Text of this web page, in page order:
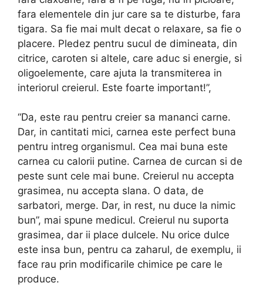
fara elementele din jur care sa te disturbe, fara
tigara. Sa fie mai mult decat o relaxare, sa fie o
placere. Pledez pentru sucul de dimineata, din
citrice, caroten si altele, care aduc si energie, si
oligoelemente, care ajuta la transmiterea in
interiorul creierul. Este foarte important!”,
“Da, este rau pentru creier sa mananci carne.
Dar, in cantitati mici, carnea este perfect buna
pentru intreg organismul. Cea mai buna este
carnea cu calorii putine. Carnea de curcan si de
peste sunt cele mai bune. Creierul nu accepta
grasimea, nu accepta slana. O data, de
sarbatori, merge. Dar, in rest, nu duce la nimic
bun”, mai spune medicul. Creierul nu suporta
grasimea, dar ii place dulcele. Nu orice dulce
este insa bun, pentru ca zaharul, de exemplu, ii
face rau prin modificarile chimice pe care le
produce.